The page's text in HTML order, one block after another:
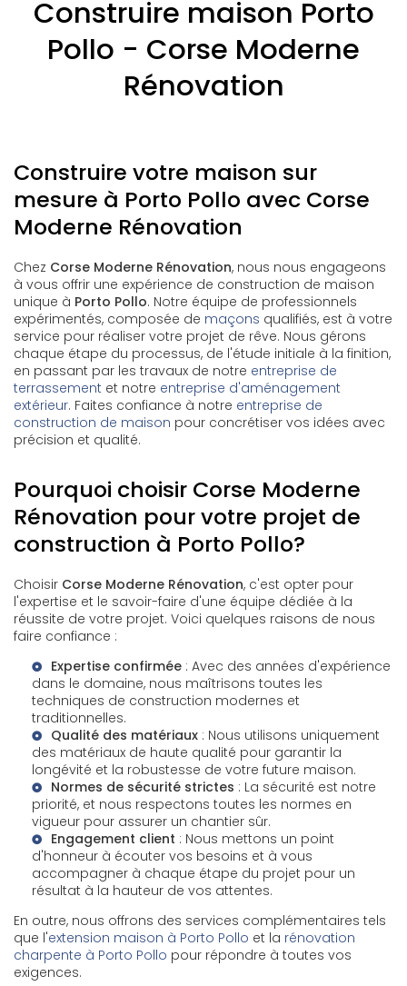
Construire maison Porto
Pollo - Corse Moderne
Rénovation
Construire votre maison sur
mesure à Porto Pollo avec Corse
Moderne Rénovation
Chez Corse Moderne Rénovation, nous nous engageons
à vous offrir une expérience de construction de maison
unique à Porto Pollo. Notre équipe de professionnels
expérimentés, composée de maçons qualifiés, est à votre
service pour réaliser votre projet de rêve. Nous gérons
chaque étape du processus, de l'étude initiale à la finition,
en passant par les travaux de notre entreprise de
terrassement et notre entreprise d'aménagement
extérieur. Faites confiance à notre entreprise de
construction de maison pour concrétiser vos idées avec
précision et qualité.
Pourquoi choisir Corse Moderne
Rénovation pour votre projet de
construction à Porto Pollo?
Choisir Corse Moderne Rénovation, c'est opter pour
l'expertise et le savoir-faire d'une équipe dédiée à la
réussite de votre projet. Voici quelques raisons de nous
faire confiance :
Expertise confirmée : Avec des années d'expérience
dans le domaine, nous maîtrisons toutes les
techniques de construction modernes et
traditionnelles.
Qualité des matériaux : Nous utilisons uniquement
des matériaux de haute qualité pour garantir la
longévité et la robustesse de votre future maison.
Normes de sécurité strictes : La sécurité est notre
priorité, et nous respectons toutes les normes en
vigueur pour assurer un chantier sûr.
Engagement client : Nous mettons un point
d'honneur à écouter vos besoins et à vous
accompagner à chaque étape du projet pour un
résultat à la hauteur de vos attentes.
En outre, nous offrons des services complémentaires tels
que l'extension maison à Porto Pollo et la rénovation
charpente à Porto Pollo pour répondre à toutes vos
exigences.